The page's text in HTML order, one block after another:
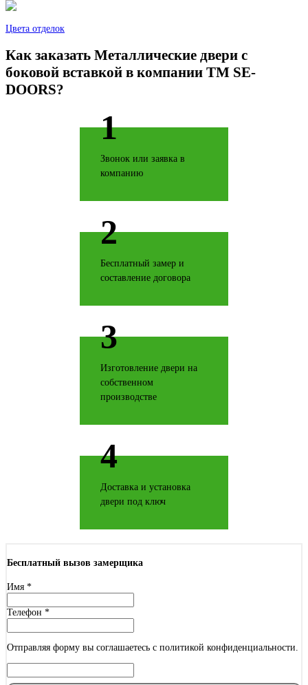
Бетон светлый
Черное золото
Дуб антик
Цвета отделок
Как заказать Металлические двери с
боковой вставкой в компании TM SE-
DOORS?
1
Звонок или заявка в
компанию
2
Бесплатный замер и
составление договора
3
Изготовление двери на
собственном
производстве
4
Доставка и установка
двери под ключ
Бесплатный вызов замерщика
Имя *
Телефон *
Отправляя форму вы соглашаетесь с политикой конфиденциальности.